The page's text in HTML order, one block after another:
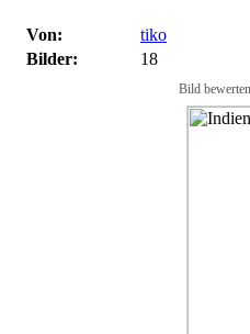
Von:
tiko
Bilder:
18
Bild